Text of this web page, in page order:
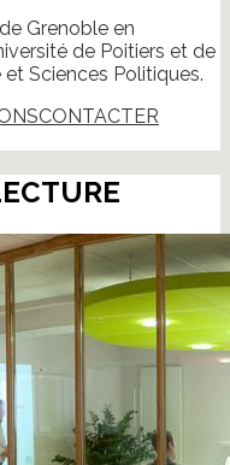
Grenoble en
de Poitiers et de
Sciences Politiques.
CONTACTER